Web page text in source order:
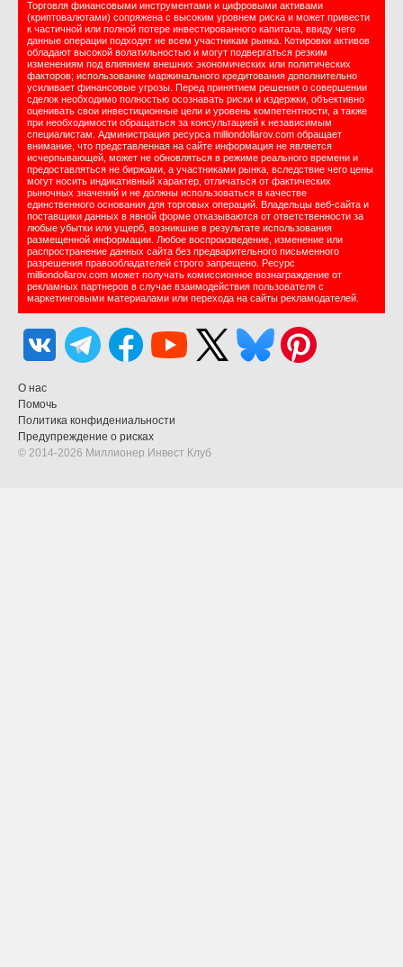
Торговля финансовыми инструментами и цифровыми активами
(криптовалютами) сопряжена с высоким уровнем риска и может привести
к частичной или полной потере инвестированного капитала, ввиду чего
данные операции подходят не всем участникам рынка. Котировки активов
обладают высокой волатильностью и могут подвергаться резким
изменениям под влиянием внешних экономических или политических
факторов; использование маржинального кредитования дополнительно
усиливает финансовые угрозы. Перед принятием решения о совершении
сделок необходимо полностью осознавать риски и издержки, объективно
оценивать свои инвестиционные цели и уровень компетентности, а также
при необходимости обращаться за консультацией к независимым
специалистам. Администрация ресурса milliondollarov.com обращает
внимание, что представленная на сайте информация не является
исчерпывающей, может не обновляться в режиме реального времени и
предоставляться не биржами, а участниками рынка, вследствие чего цены
могут носить индикативный характер, отличаться от фактических
рыночных значений и не должны использоваться в качестве
единственного основания для торговых операций. Владельцы веб-сайта и
поставщики данных в явной форме отказываются от ответственности за
любые убытки или ущерб, возникшие в результате использования
размещенной информации. Любое воспроизведение, изменение или
распространение данных сайта без предварительного письменного
разрешения правообладателей строго запрещено. Ресурс
milliondollarov.com может получать комиссионное вознаграждение от
рекламных партнеров в случае взаимодействия пользователя с
маркетинговыми материалами или перехода на сайты рекламодателей.
О нас
Помочь
Политика конфидениальности
Предупреждение о рисках
© 2014-2026 Миллионер Инвест Клуб